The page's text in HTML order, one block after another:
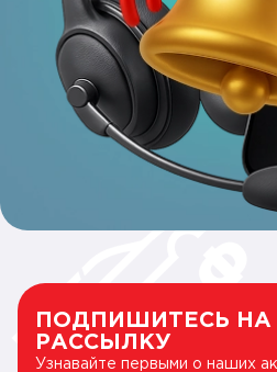
ПОДПИШИТЕСЬ
РАССЫЛКУ
Узнавайте первыми о наших